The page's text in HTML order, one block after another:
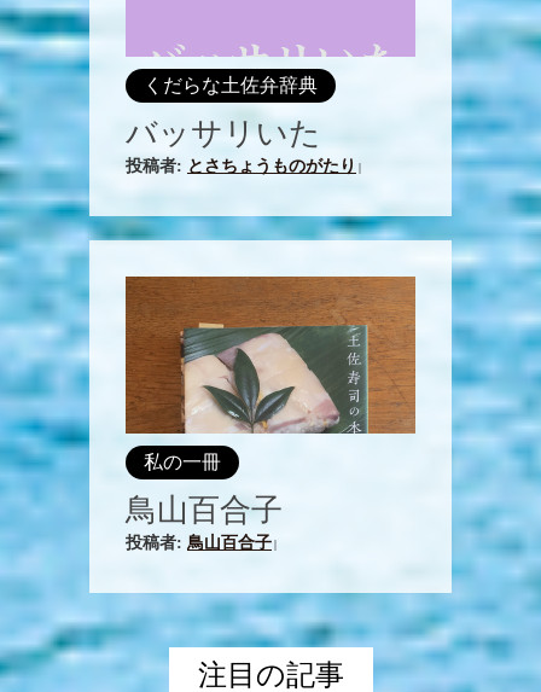
くだらな土佐弁辞典
バッサリいた
投稿者: とさちょうものがたり
私の一冊
鳥山百合子
投稿者: 鳥山百合子
注目の記事